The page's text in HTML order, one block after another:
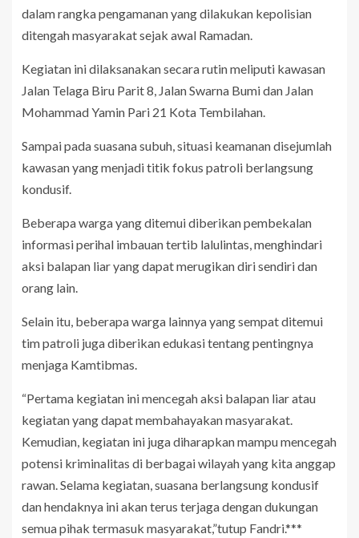
dalam rangka pengamanan yang dilakukan kepolisian
ditengah masyarakat sejak awal Ramadan.
Kegiatan ini dilaksanakan secara rutin meliputi kawasan
Jalan Telaga Biru Parit 8, Jalan Swarna Bumi dan Jalan
Mohammad Yamin Pari 21 Kota Tembilahan.
Sampai pada suasana subuh, situasi keamanan disejumlah
kawasan yang menjadi titik fokus patroli berlangsung
kondusif.
Beberapa warga yang ditemui diberikan pembekalan
informasi perihal imbauan tertib lalulintas, menghindari
aksi balapan liar yang dapat merugikan diri sendiri dan
orang lain.
Selain itu, beberapa warga lainnya yang sempat ditemui
tim patroli juga diberikan edukasi tentang pentingnya
menjaga Kamtibmas.
“Pertama kegiatan ini mencegah aksi balapan liar atau
kegiatan yang dapat membahayakan masyarakat.
Kemudian, kegiatan ini juga diharapkan mampu mencegah
potensi kriminalitas di berbagai wilayah yang kita anggap
rawan. Selama kegiatan, suasana berlangsung kondusif
dan hendaknya ini akan terus terjaga dengan dukungan
semua pihak termasuk masyarakat,”tutup Fandri.***